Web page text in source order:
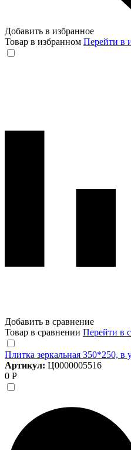
Добавить в избранное
Товар в избранном Перейти в
Добавить в сравнение
Товар в сравнении Перейти в
Плитка зеркальная 350*250, в
Артикул: Ц0000005516
0 Р